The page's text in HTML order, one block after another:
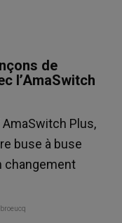
de
l’AmaSwitch
Plus,
buse à buse
changement